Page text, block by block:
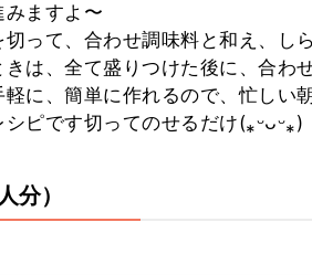
みますよ〜
切って、合わせ調味料と和え、し
きは、全て盛りつけた後に、合わ
軽に、簡単に作れるので、忙しい
シピです切ってのせるだけ(⁎ᵕᴗᵕ⁎)
分）